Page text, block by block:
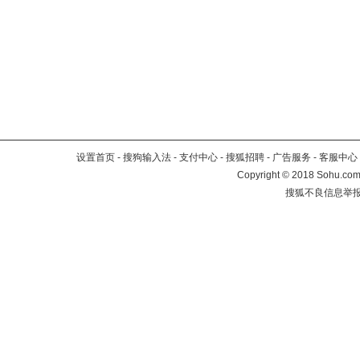
设置首页 - 搜狗输入法 - 支付中心 - 搜狐招聘 - 广告服务 - 客服中心
Copyright©2018
搜狐不良信息举